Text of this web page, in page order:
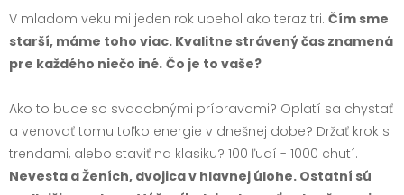
V mladom veku mi jeden rok ubehol ako teraz tri. Čím sme
starší, máme toho viac. Kvalitne strávený čas znamená
pre každého niečo iné. Čo je to vaše?
Ako to bude so svadobnými prípravami? Oplatí sa chystať
a venovať tomu toľko energie v dnešnej dobe? Držať krok s
trendami, alebo staviť na klasiku? 100 ľudí - 1000 chutí.
Nevesta a Ženích, dvojica v hlavnej úlohe. Ostatní sú